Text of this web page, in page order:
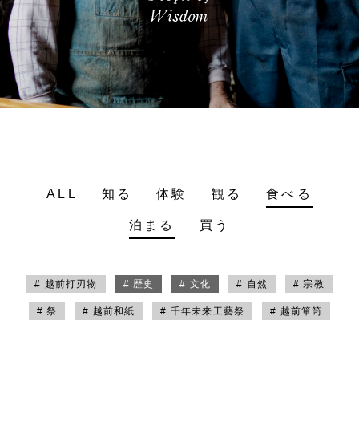
ALL 知る 体験 観る 食べる
泊まる 買う
# 越前打刃物 # 歴史 # 文化 # 自然 # 宗教
# 祭 # 越前和紙 # 千年未来工藝祭 # 越前箪笥